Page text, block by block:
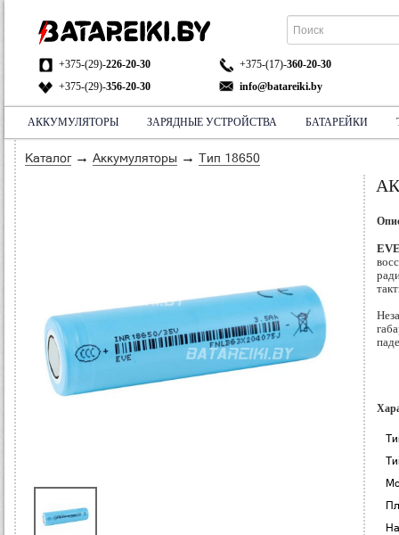
+375-(29)-226-20-30
+375-(29)-356-20-30
+375-(17)-360-20-30
info@batareiki.by
АДРЕС:
НА КАРТЕ
АККУМУЛЯТОРЫ ЗАРЯДНЫЕ УСТРОЙСТВА БАТАРЕЙКИ
Каталог→ Аккумуляторы → Тип 18650